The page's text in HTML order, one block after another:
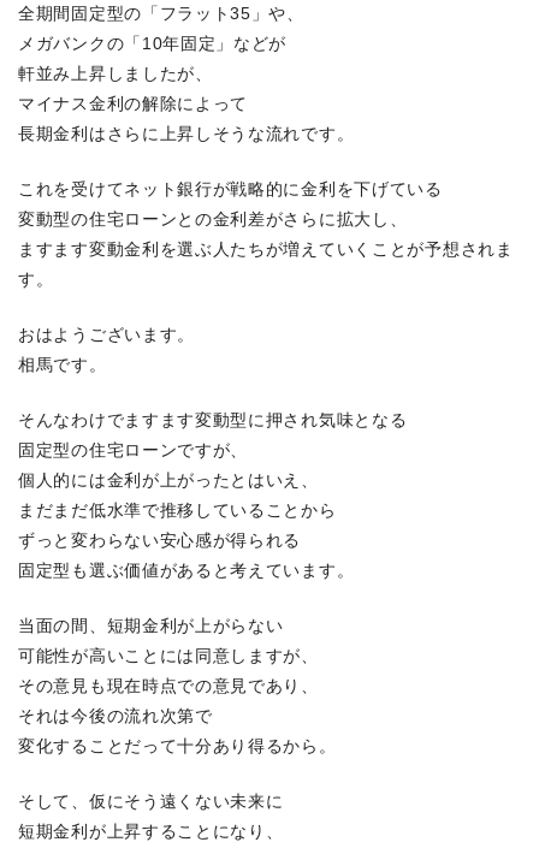
全期間固定型の「フラット35」や、
メガバンクの「10年固定」などが
軒並み上昇しましたが、
マイナス金利の解除によって
長期金利はさらに上昇しそうな流れです。
これを受けてネット銀行が戦略的に金利を下げている
変動型の住宅ローンとの金利差がさらに拡大し、
ますます変動金利を選ぶ人たちが増えていくことが予想されま
す。
おはようございます。
相馬です。
そんなわけでますます変動型に押され気味となる
固定型の住宅ローンですが、
個人的には金利が上がったとはいえ、
まだまだ低水準で推移していることから
ずっと変わらない安心感が得られる
固定型も選ぶ価値があると考えています。
当面の間、短期金利が上がらない
可能性が高いことには同意しますが、
その意見も現在時点での意見であり、
それは今後の流れ次第で
変化することだって十分あり得るから。
そして、仮にそう遠くない未来に
短期金利が上昇することになり、